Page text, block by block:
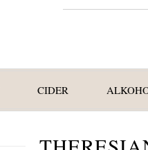
CIDER